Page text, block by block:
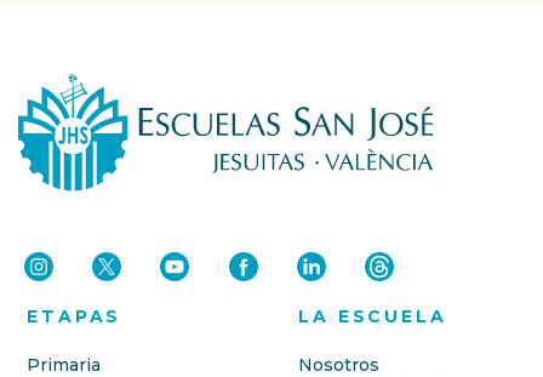
ETAPAS
Primaria
LA ESCUELA
Nosotros